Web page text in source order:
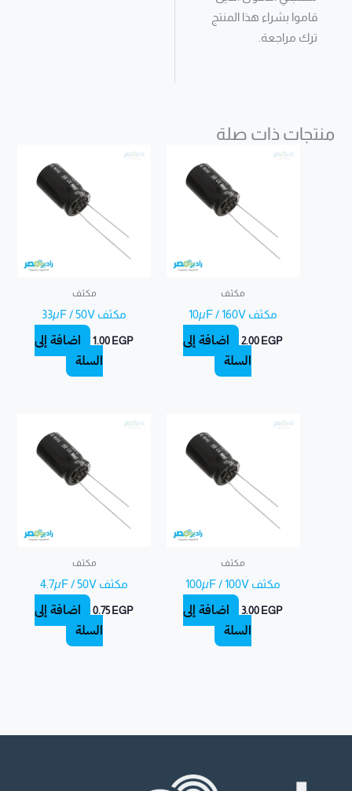
قاموا بشراء هذا المنتج
ترك مراجعة.
منتجات ذات صلة
مكثف
مكثف 10µF / 160V
2.00 EGP
إضافة إلى
السلة
مكثف
مكثف 33µF / 50V
1.00 EGP
إضافة إلى
السلة
مكثف
مكثف 100µF / 100V
3.00 EGP
إضافة إلى
السلة
مكثف
مكثف 4.7µF / 50V
0.75 EGP
إضافة إلى
السلة